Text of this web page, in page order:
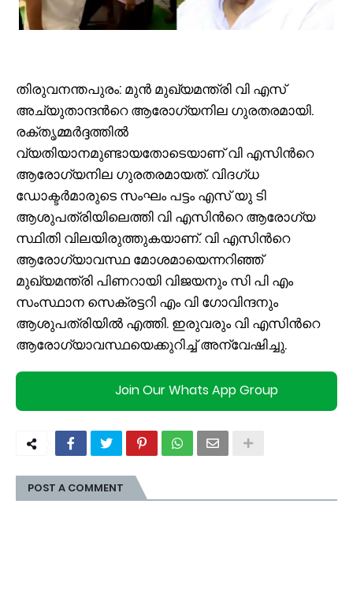
തിരുവനന്തപുരം: മുൻ മുഖ്യമന്ത്രി വി എസ്
അച്യുതാന്ദന്‍റെ ആരോഗ്യനില ഗുരതരമായി.
രക്തൃമ്മർദ്ദത്തിൽ
വ്യതിയാനമുണ്ടായതോടെയാണ് വി എസിന്‍റെ
ആരോഗ്യനില ഗുരതരമായത്. വിദഗ്ധ
ഡോക്ടർമാരുടെ സംഘം പട്ടം എസ് യു ടി
ആശുപത്രിയിലെത്തി വി എസിന്‍റെ ആരോഗ്യ
സ്ഥിതി വിലയിരുത്തുകയാണ്. വി എസിന്‍റെ
ആരോഗ്യാവസ്ഥ മോശമായെന്നറിഞ്ഞ്
മുഖ്യമന്ത്രി പിണറായി വിജയനും സി പി എം
സംസ്ഥാന സെക്രട്ടറി എം വി ഗോവിന്ദനും
ആശുപത്രിയിൽ എത്തി. ഇരുവരും വി എസിന്‍റെ
ആരോഗ്യാവസ്ഥയെക്കുറിച്ച് അന്വേഷിച്ചു.
Join Our Whats App Group
POST A COMMENT